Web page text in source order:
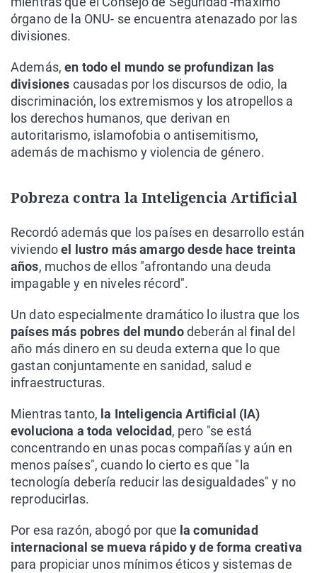
órgano de la ONU- se encuentra atenazado por las
divisiones.
Además,en todo el mundo se profundizan las
divisiones causadas por los discursos de odio, la
discriminación, los extremismos y los atropellos a
los derechos humanos, que derivan en
autoritarismo, islamofobia o antisemitismo,
además de machismo y violencia de género.
Pobreza contra la Inteligencia Artificial
Recordó además que los países en desarrollo están
viviendoel lustro más amargo desde hace treinta
años, muchos de ellos "afrontando una deuda
impagable y en niveles récord".
Un dato especialmente dramático lo ilustra que los
países más pobres del mundodeberán al final del
año más dinero en su deuda externa que lo que
gastan conjuntamente en sanidad, salud e
infraestructuras.
Mientras tanto, la Inteligencia Artificial (IA)
evoluciona a toda velocidad, pero "se está
concentrando en unas pocas compañías y aún en
menos países", cuando lo cierto es que "la
tecnología debería reducir las desigualdades" y no
reproducirlas.
Por esa razón, abogó por que la comunidad
internacional se mueva rápido y de forma creativa
para propiciar unos mínimos éticos y sistemas de